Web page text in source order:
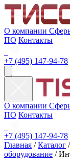
О компании
ПО Контакты
+7 (495) 147-94-78
О компании
ПО Контакты
+7 (495) 147-94-78
Главная /Каталог /
оборудование /